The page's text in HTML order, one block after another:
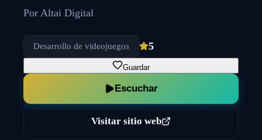
Por Altai Digital
Desarrollo de videojuegos 5
Guardar
Escuchar
Visitar sitio web